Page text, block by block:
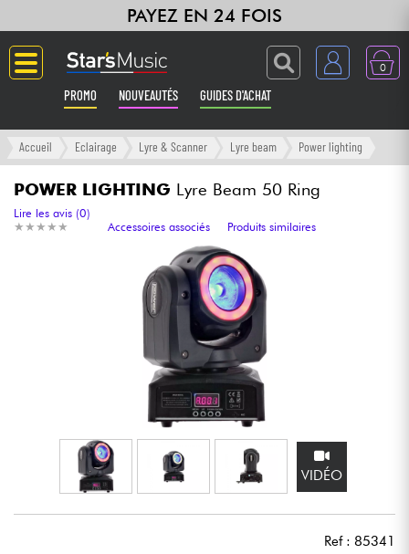
PAYEZ EN 24 FOIS
0
PROMO NOUVEAUTÉS GUIDES D'ACHAT
Langue
Guitares & Basses
Amplis & Effets
Claviers & Pianos
Synthés & Sampleurs
Micros & HF
Accueil Eclairage Lyre & Scanner Lyre beam Power lighting
POWER LIGHTING Lyre Beam 50 Ring
★ ★ ★ ★ ★
★ ★ ★ ★ ★
Lire les avis (0)
Accessoires associés
Produits similaires
VIDÉO
Ref : 85341